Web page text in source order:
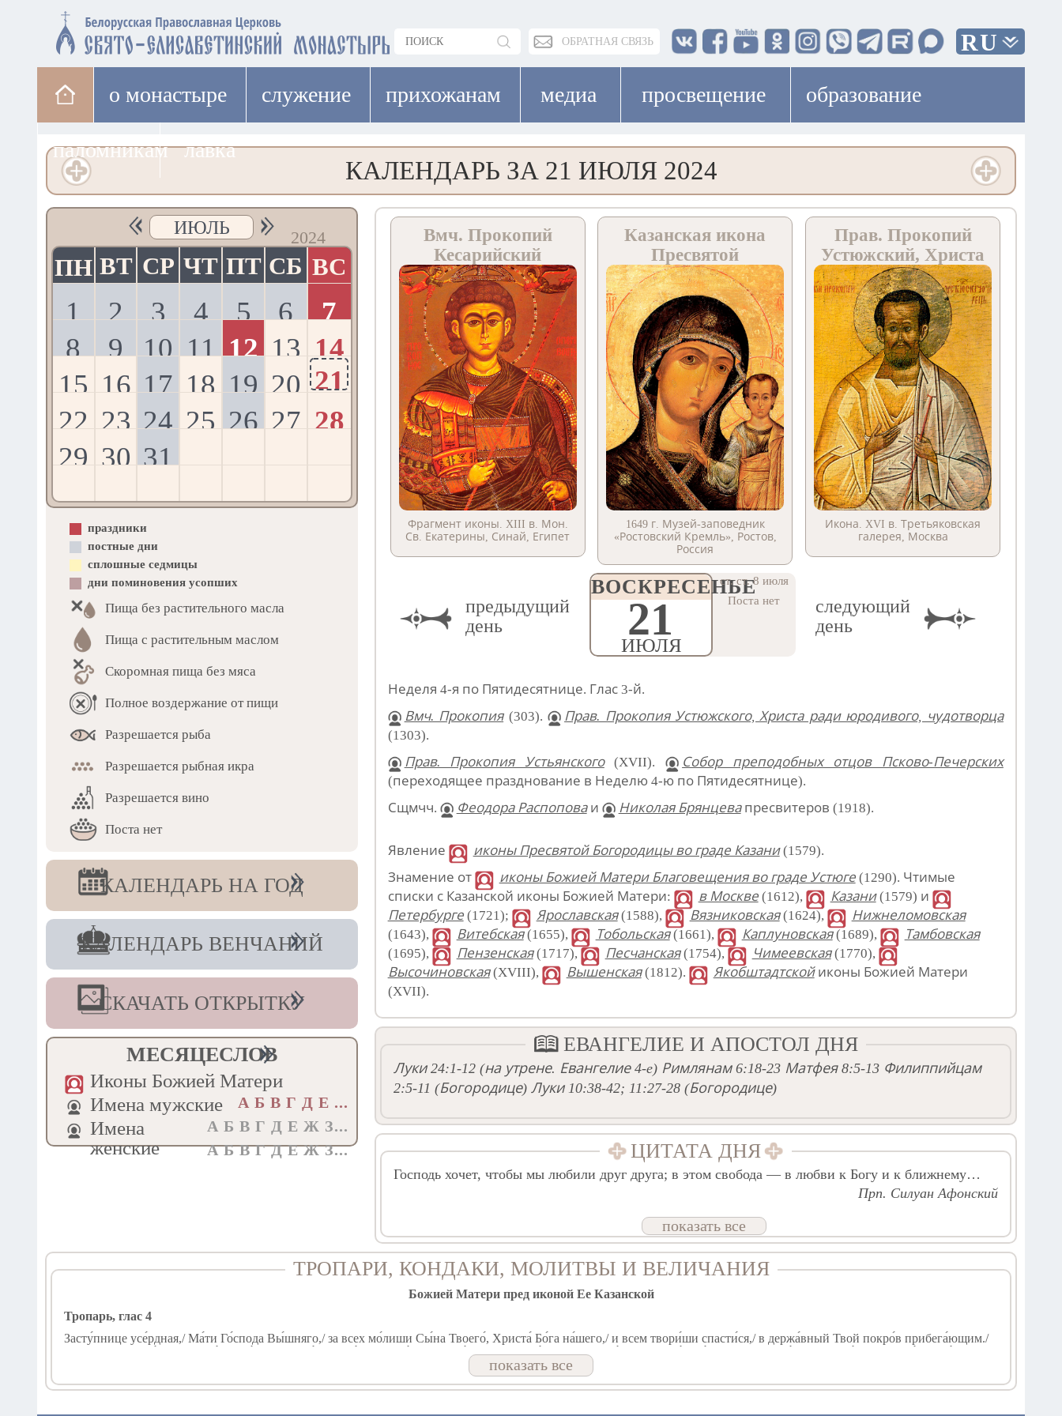
ОБРАТНАЯ СВЯЗЬ RU
о монастыре cлужение прихожанам медиа просвещение образование
паломникам лавка
КАЛЕНДАРЬ ЗА 21 ИЮЛЯ 2024
ИЮЛЬ 2024
ПН ВТ СР ЧТ ПТ СБ ВС
1 2 3 4 5 6
7
8
9 10 11 12 13 14
15 16 17 18 19 20 21
22 23 24 25 26 27 28
29 30 31
праздники
постные дни
сплошные седмицы
дни поминовения усопших
Пища без растительного масла
Пища с растительным маслом
Скоромная пища без мяса
Полное воздержание от пищи
Разрешается рыба
Разрешается рыбная икра
Разрешается вино
Поста нет
КАЛЕНДАРЬ НА ГОД
КАЛЕНДАРЬ ВЕНЧАНИЙ
СКАЧАТЬ ОТКРЫТКУ
МЕСЯЦЕСЛОВ
Иконы Божией Матери
А Б В Г Д E ...
Имена мужские
А Б В Г Д Е Ж З...
Имена
женские
А Б В Г Д Е Ж З...
Вмч. Прокопий
Кесарийский
Фрагмент иконы. XIII в. Мон.
Св. Екатерины, Синай, Египет
Казанская икона
Пресвятой
Богородицы
1649 г. Музей-заповедник
«Ростовский Кремль», Ростов,
Россия
Прав. Прокопий
Устюжский, Христа
ради юродивый
Икона. XVI в. Третьяковская
галерея, Москва
предыдущий
день
ВОСКРЕСЕНЬЕ
21
ИЮЛЯ
ст. ст. 8 июля
Поста нет
следующий
день
Неделя 4-я по Пятидесятнице. Глас 3-й.
Вмч. Прокопия(303).
Прав. Прокопия Устюжского, Христа ради юродивого, чудотворца
(1303).
Прав. Прокопия Устьянского(XVII).
Собор преподобных отцов Псково-Печерских
(переходящее празднование в Неделю 4-ю по Пятидесятнице).
Сщмчч.
Феодора Распоповаи Николая Брянцевапресвитеров (1918).
Явление иконы Пресвятой Богородицы во граде Казани(1579).
Знамение от
иконы Божией Матери Благовещения во граде Устюге(1290). Чтимые
списки с Казанской иконы Божией Матери:
в Москве(1612), Казани(1579) и
Петербурге(1721); Ярославская(1588), Вязниковская(1624),
Нижнеломовская
(1643),
Витебская(1655), Тобольская(1661), Каплуновская(1689),
Тамбовская
(1695),
Пензенская(1717), Песчанская(1754), Чимеевская(1770),
Высочиновская(XVIII), Вышенская(1812). Якобштадтскойиконы Божией Матери
(XVII).
ЕВАНГЕЛИЕ И АПОСТОЛ ДНЯ
Луки 24:1-12(на утрене. Евангелие 4-e) Римлянам 6:18-23 Матфея 8:5-13 Филиппийцам
2:5-11 (Богородице) Луки 10:38-42; 11:27-28(Богородице)
ЦИТАТА ДНЯ
Господь хочет, чтобы мы любили друг друга; в этом свобода — в любви к Богу и к ближнему…
Прп. Силуан Афонский
показать все
ТРОПАРИ, КОНДАКИ, МОЛИТВЫ И ВЕЛИЧАНИЯ
Божией Матери пред иконой Ее Казанской
Тропарь, глас 4
Засту́пнице усе́рдная,/ Ма́ти Го́спода Вы́шняго,/ за всех мо́лиши Сы́на Твоего́, Христа́ Бо́га на́шего,/ и всем твори́ши спасти́ся,/ в держа́вный Твой покро́в прибега́ющим./
Всех нас заступи́, о Госпоже́, Цари́це и Влады́чице,/ и́же в напа́стех, и ско́рбех, и в боле́знех обремене́нных грехи́ мно́гими,/ предстоя́щих и моля́щихся Тебе́ умиле́нною
душе́ю/ и сокруше́нным се́рдцем/ пред пречи́стым Твои́м о́бразом со слеза́ми/ и невозвра́тно наде́жду иму́щих на Тя,/ избавле́ния всех зол,/ всем поле́зная да́руй/ и вся
спаси́, Богоро́дице Де́во:// Ты бо еси́ Боже́ственный покро́в рабо́м Твои́м.
показать все